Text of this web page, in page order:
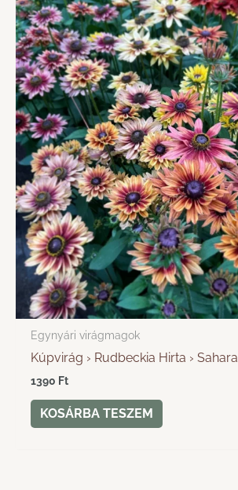
Egynyári virágmagok
Kúpvirág › Rudbeckia Hirta › Sahara
1390 Ft
KOSÁRBA TESZEM